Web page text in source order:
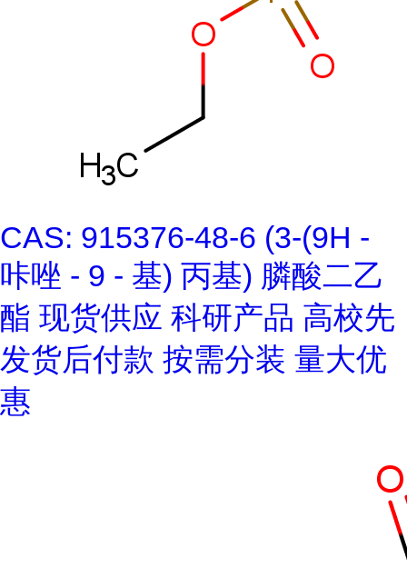
CAS: 915376-48-6 (3-(9H -
咔唑 - 9 - 基) 丙基) 膦酸二乙
酯 现货供应 科研产品 高校先
发货后付款 按需分装 量大优
惠